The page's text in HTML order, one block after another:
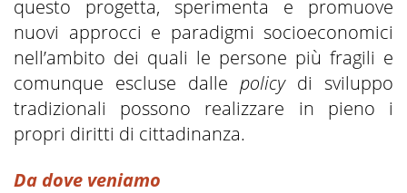
questo progetta, sperimenta e promuove
nuovi approcci e paradigmi socioeconomici
nell’ambito dei quali le persone più fragili e
comunque escluse dalle policydi sviluppo
tradizionali possono realizzare in pieno i
propri diritti di cittadinanza.
Da dove veniamo